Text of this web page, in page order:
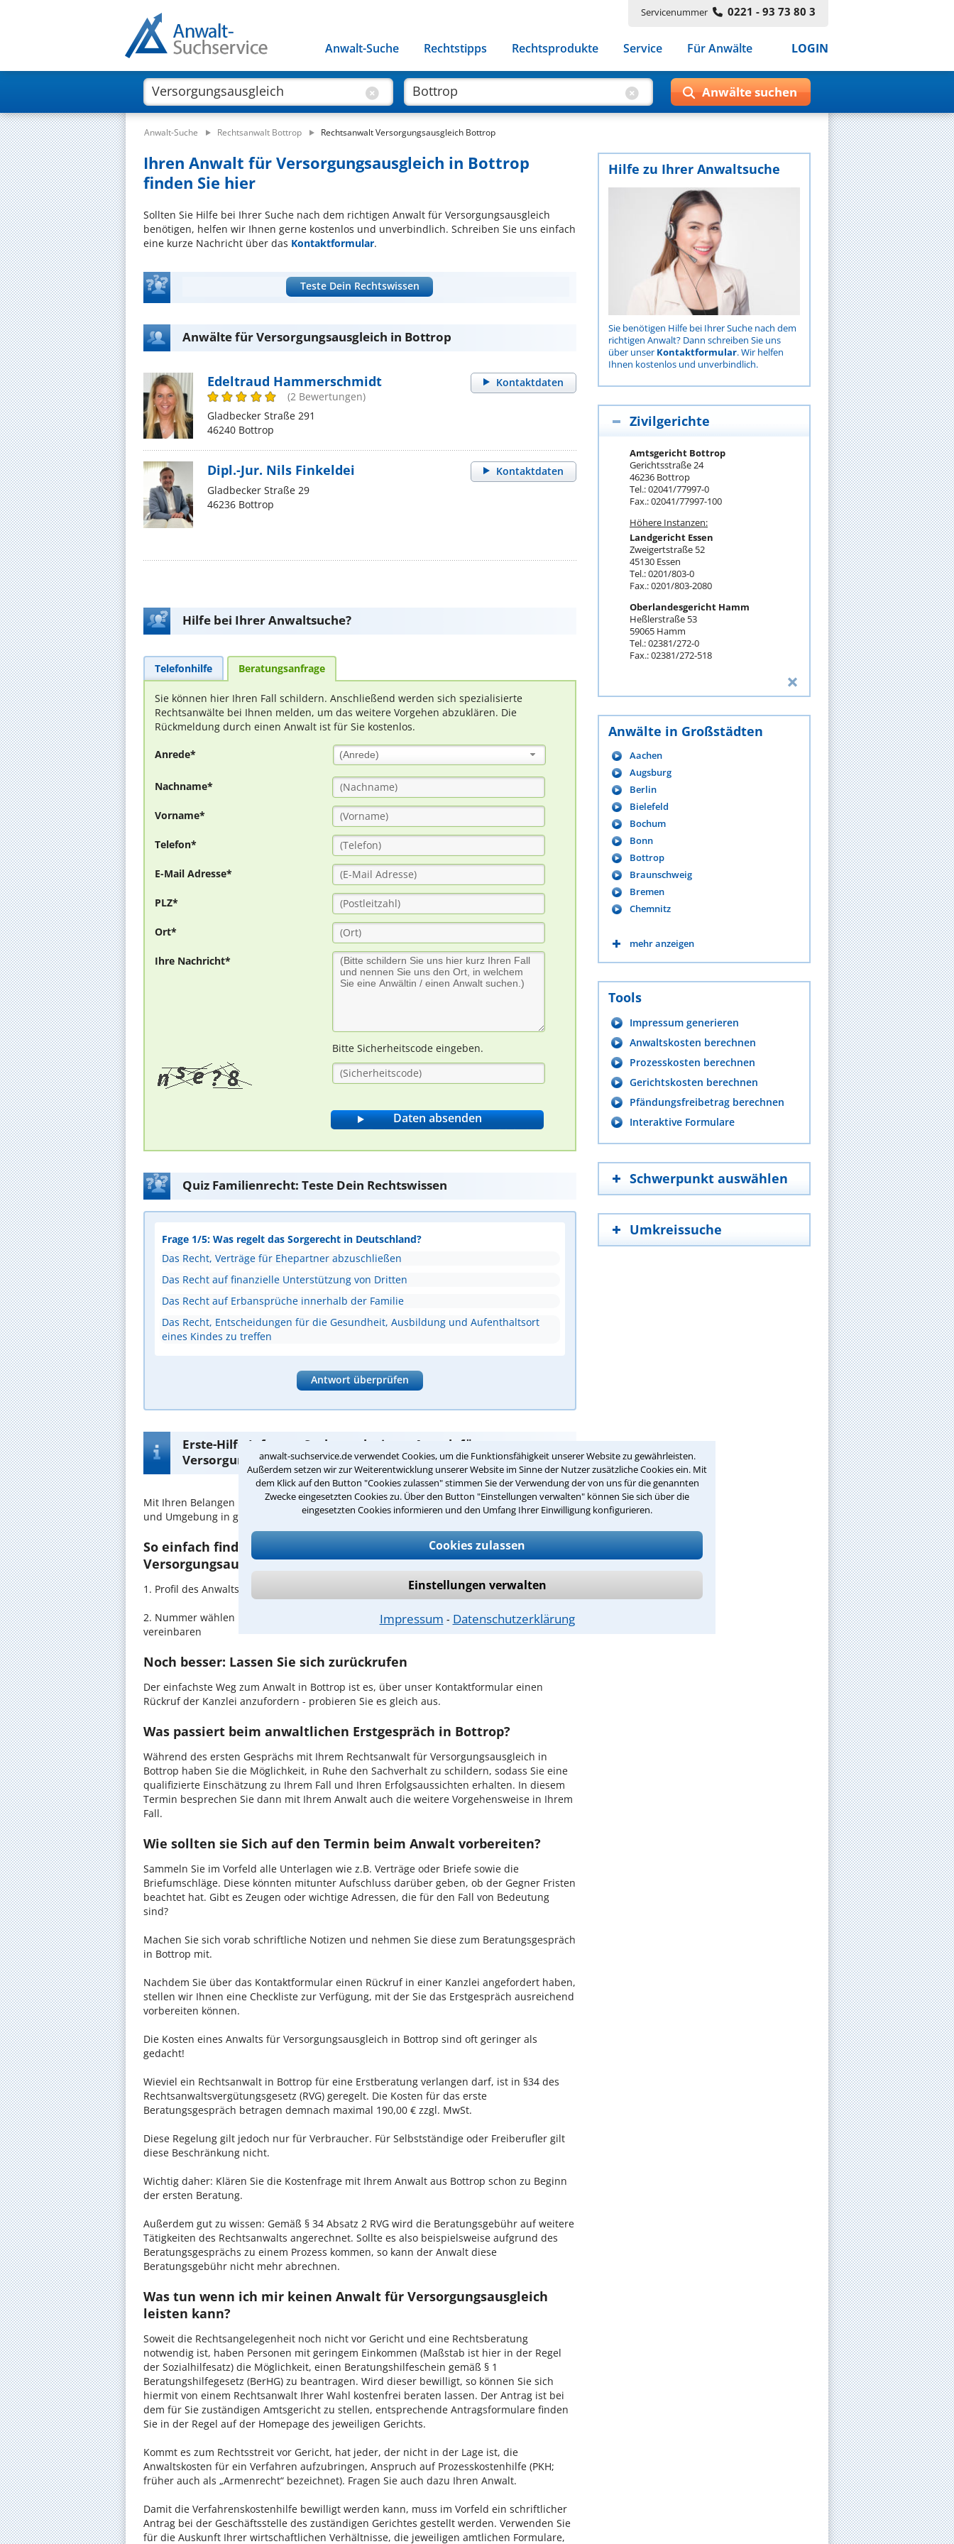
anwalt-suchservice.de verwendet Cookies, um die Funktionsfähigkeit unserer Website zu gewährleisten.
Außerdem setzen wir zur Weiterentwicklung unserer Website im Sinne der Nutzer zusätzliche Cookies ein. Mit
dem Klick auf den Button "Cookies zulassen" stimmen Sie der Verwendung der von uns für die genannten
Zwecke eingesetzten Cookies zu. Über den Button "Einstellungen verwalten" können Sie sich über die
eingesetzten Cookies informieren und den Umfang Ihrer Einwilligung konfigurieren.
Cookies zulassen
Einstellungen verwalten
Impressum ⁃ Datenschutzerklärung
Servicenummer 0221 - 93 73 80 3
Anwalt-Suche Rechtstipps Rechtsprodukte Service Für Anwälte LOGIN
Anwalt-Suche Rechtsanwalt Bottrop Rechtsanwalt Versorgungsausgleich Bottrop
Ihren Anwalt für Versorgungsausgleich in Bottrop
finden Sie hier
Sollten Sie Hilfe bei Ihrer Suche nach dem richtigen Anwalt für Versorgungsausgleich
benötigen, helfen wir Ihnen gerne kostenlos und unverbindlich. Schreiben Sie uns einfach
eine kurze Nachricht über das Kontaktformular.
Teste Dein Rechtswissen
Anwälte für Versorgungsausgleich in Bottrop
Kontaktdaten
Edeltraud Hammerschmidt
(2 Bewertungen)
Gladbecker Straße 291
46240 Bottrop
Kontaktdaten
Dipl.-Jur. Nils Finkeldei
Gladbecker Straße 29
46236 Bottrop
Hilfe bei Ihrer Anwaltsuche?
Telefonhilfe Beratungsanfrage
Sie können hier Ihren Fall schildern. Anschließend werden sich spezialisierte
Rechtsanwälte bei Ihnen melden, um das weitere Vorgehen abzuklären. Die
Rückmeldung durch einen Anwalt ist für Sie kostenlos.
Anrede* (Anrede)
Nachname*
Vorname*
Telefon*
E-Mail Adresse*
PLZ*
Ort*
Ihre Nachricht*
Bitte Sicherheitscode eingeben.
Quiz Familienrecht: Teste Dein Rechtswissen
Frage 1/5: Was regelt das Sorgerecht in Deutschland?
Das Recht, Verträge für Ehepartner abzuschließen
Das Recht auf finanzielle Unterstützung von Dritten
Das Recht auf Erbansprüche innerhalb der Familie
Das Recht, Entscheidungen für die Gesundheit, Ausbildung und Aufenthaltsort
eines Kindes zu treffen
Antwort überprüfen
Erste-Hilfe-Infos zur Suche nach einem Anwalt für
Versorgungsausgleich in Bottrop
Mit Ihren Belangen im Versorgungsausgleichsind Sie bei unseren Anwälten aus Bottrop
und Umgebung in guten Händen.
So einfach finden Sie den passenden Anwalt für
Versorgungsausgleich in Bottrop:
1. Profil des Anwalts für Versorgungsausgleich in Ihrer Umgebung auswählen
2. Nummer wählen und direkt mit der Kanzlei in Bottrop einen Beratungstermin
vereinbaren
Noch besser: Lassen Sie sich zurückrufen
Der einfachste Weg zum Anwalt in Bottrop ist es, über unser Kontaktformular einen
Rückruf der Kanzlei anzufordern - probieren Sie es gleich aus.
Was passiert beim anwaltlichen Erstgespräch in Bottrop?
Während des ersten Gesprächs mit Ihrem Rechtsanwalt für Versorgungsausgleich in
Bottrop haben Sie die Möglichkeit, in Ruhe den Sachverhalt zu schildern, sodass Sie eine
qualifizierte Einschätzung zu Ihrem Fall und Ihren Erfolgsaussichten erhalten. In diesem
Termin besprechen Sie dann mit Ihrem Anwalt auch die weitere Vorgehensweise in Ihrem
Fall.
Wie sollten sie Sich auf den Termin beim Anwalt vorbereiten?
Sammeln Sie im Vorfeld alle Unterlagen wie z.B. Verträge oder Briefe sowie die
Briefumschläge. Diese könnten mitunter Aufschluss darüber geben, ob der Gegner Fristen
beachtet hat. Gibt es Zeugen oder wichtige Adressen, die für den Fall von Bedeutung
sind?
Machen Sie sich vorab schriftliche Notizen und nehmen Sie diese zum Beratungsgespräch
in Bottrop mit.
Nachdem Sie über das Kontaktformular einen Rückruf in einer Kanzlei angefordert haben,
stellen wir Ihnen eine Checkliste zur Verfügung, mit der Sie das Erstgespräch ausreichend
vorbereiten können.
Die Kosten eines Anwalts für Versorgungsausgleich in Bottrop sind oft geringer als
gedacht!
Wieviel ein Rechtsanwalt in Bottrop für eine Erstberatung verlangen darf, ist in §34 des
Rechtsanwaltsvergütungsgesetz (RVG) geregelt. Die Kosten für das erste
Beratungsgespräch betragen demnach maximal 190,00 € zzgl. MwSt.
Diese Regelung gilt jedoch nur für Verbraucher. Für Selbstständige oder Freiberufler gilt
diese Beschränkung nicht.
Wichtig daher: Klären Sie die Kostenfrage mit Ihrem Anwalt aus Bottrop schon zu Beginn
der ersten Beratung.
Außerdem gut zu wissen: Gemäß § 34 Absatz 2 RVG wird die Beratungsgebühr auf weitere
Tätigkeiten des Rechtsanwalts angerechnet. Sollte es also beispielsweise aufgrund des
Beratungsgesprächs zu einem Prozess kommen, so kann der Anwalt diese
Beratungsgebühr nicht mehr abrechnen.
Was tun wenn ich mir keinen Anwalt für Versorgungsausgleich
leisten kann?
Soweit die Rechtsangelegenheit noch nicht vor Gericht und eine Rechtsberatung
notwendig ist, haben Personen mit geringem Einkommen (Maßstab ist hier in der Regel
der Sozialhilfesatz) die Möglichkeit, einen Beratungshilfeschein gemäß § 1
Beratungshilfegesetz (BerHG) zu beantragen. Wird dieser bewilligt, so können Sie sich
hiermit von einem Rechtsanwalt Ihrer Wahl kostenfrei beraten lassen. Der Antrag ist bei
dem für Sie zuständigen Amtsgericht zu stellen, entsprechende Antragsformulare finden
Sie in der Regel auf der Homepage des jeweiligen Gerichts.
Kommt es zum Rechtsstreit vor Gericht, hat jeder, der nicht in der Lage ist, die
Anwaltskosten für ein Verfahren aufzubringen, Anspruch auf Prozesskostenhilfe (PKH;
früher auch als „Armenrecht“ bezeichnet). Fragen Sie auch dazu Ihren Anwalt.
Damit die Verfahrenskostenhilfe bewilligt werden kann, muss im Vorfeld ein schriftlicher
Antrag bei der Geschäftsstelle des zuständigen Gerichtes gestellt werden. Verwenden Sie
für die Auskunft Ihrer wirtschaftlichen Verhältnisse, die jeweiligen amtlichen Formulare,
Hilfe zu Ihrer Anwaltsuche
Sie benötigen Hilfe bei Ihrer Suche nach dem
richtigen Anwalt? Dann schreiben Sie uns
über unser Kontaktformular. Wir helfen
Ihnen kostenlos und unverbindlich.
Zivilgerichte
Amtsgericht Bottrop
Gerichtsstraße 24
46236 Bottrop
Tel.: 02041/77997-0
Fax.: 02041/77997-100
Höhere Instanzen:
Landgericht Essen
Zweigertstraße 52
45130 Essen
Tel.: 0201/803-0
Fax.: 0201/803-2080
Oberlandesgericht Hamm
Heßlerstraße 53
59065 Hamm
Tel.: 02381/272-0
Fax.: 02381/272-518
Anwälte in Großstädten
Aachen
Augsburg
Berlin
Bielefeld
Bochum
Bonn
Bottrop
Braunschweig
Bremen
Chemnitz
mehr anzeigen
Tools
Impressum generieren
Anwaltskosten berechnen
Prozesskosten berechnen
Gerichtskosten berechnen
Pfändungsfreibetrag berechnen
Interaktive Formulare
Schwerpunkt auswählen
Umkreissuche